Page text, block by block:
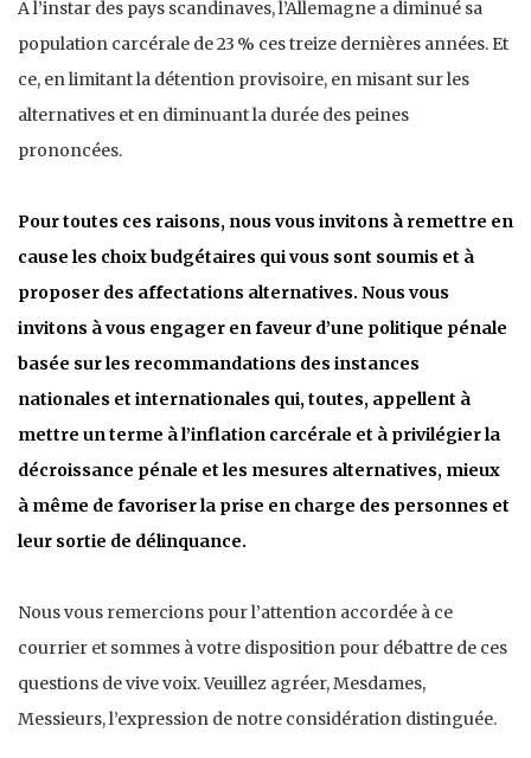
A l’instar des pays scandinaves, l’Allemagne a diminué sa
population carcérale de 23 % ces treize dernières années. Et
ce, en limitant la détention provisoire, en misant sur les
alternatives et en diminuant la durée des peines
prononcées.
Pour toutes ces raisons, nous vous invitons à remettre en
cause les choix budgétaires qui vous sont soumis et à
proposer des affectations alternatives. Nous vous
invitons à vous engager en faveur d’une politique pénale
basée sur les recommandations des instances
nationales et internationales qui, toutes, appellent à
mettre un terme à l’inflation carcérale et à privilégier la
décroissance pénale et les mesures alternatives, mieux
à même de favoriser la prise en charge des personnes et
leur sortie de délinquance.
Nous vous remercions pour l’attention accordée à ce
courrier et sommes à votre disposition pour débattre de ces
questions de vive voix. Veuillez agréer, Mesdames,
Messieurs, l’expression de notre considération distinguée.